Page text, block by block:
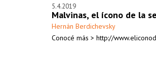
5.4.2019
Malvinas, el ícono de la
Hernán Berdichevsky
Conocé más > http://